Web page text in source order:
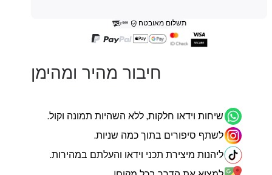
תשלום מאובטח
חיבור מהיר ומהימן
שיחות וידאו חלקות, ללא השהיות תמונה וקול.
לשתף סיפורים בתוך כמה שניות.
ליהנות מיצירת תכני וידאו והעלתם במהירות.